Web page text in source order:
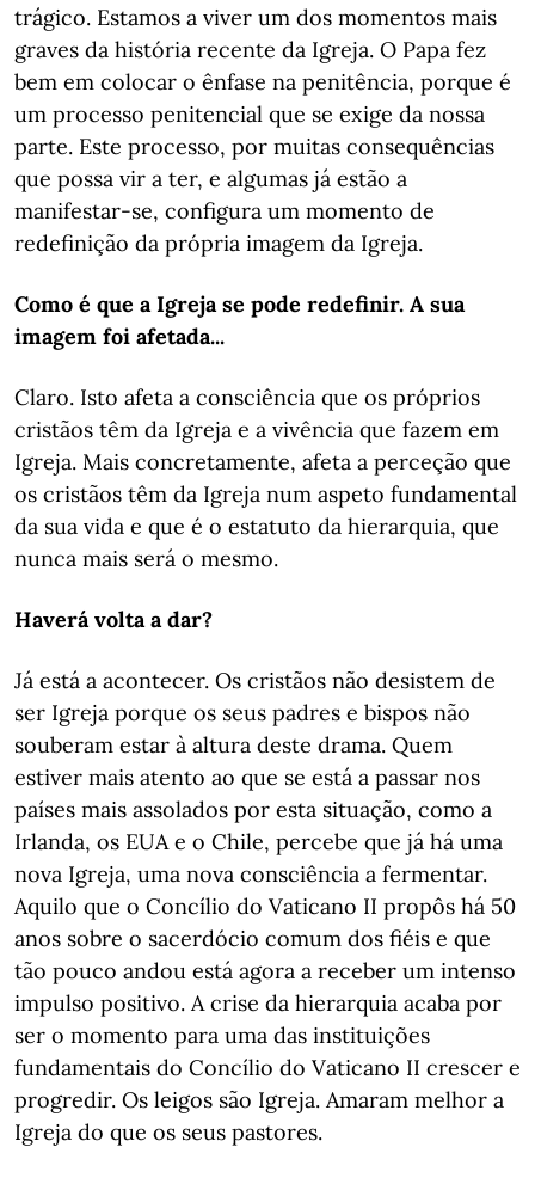
trágico. Estamos a viver um dos momentos mais
graves da história recente da Igreja. O Papa fez
bem em colocar o ênfase na penitência, porque é
um processo penitencial que se exige da nossa
parte. Este processo, por muitas consequências
que possa vir a ter, e algumas já estão a
manifestar-se, configura um momento de
redefinição da própria imagem da Igreja.
Como é que a Igreja se pode redefinir. A sua
imagem foi afetada...
Claro. Isto afeta a consciência que os próprios
cristãos têm da Igreja e a vivência que fazem em
Igreja. Mais concretamente, afeta a perceção que
os cristãos têm da Igreja num aspeto fundamental
da sua vida e que é o estatuto da hierarquia, que
nunca mais será o mesmo.
Haverá volta a dar?
Já está a acontecer. Os cristãos não desistem de
ser Igreja porque os seus padres e bispos não
souberam estar à altura deste drama. Quem
estiver mais atento ao que se está a passar nos
países mais assolados por esta situação, como a
Irlanda, os EUA e o Chile, percebe que já há uma
nova Igreja, uma nova consciência a fermentar.
Aquilo que o Concílio do Vaticano II propôs há 50
anos sobre o sacerdócio comum dos fiéis e que
tão pouco andou está agora a receber um intenso
impulso positivo. A crise da hierarquia acaba por
ser o momento para uma das instituições
fundamentais do Concílio do Vaticano II crescer e
progredir. Os leigos são Igreja. Amaram melhor a
Igreja do que os seus pastores.